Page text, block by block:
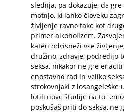
slednja, pa dokazuje, da
motnjo, ki lahko človeku
življenje ravno tako kot
primer alkoholizem.
kateri odvisneži vse
družino, zdravje, podredijo
seksa, nikakor ne gre
enostavno rad in veliko
strokovnjaki z losangeleške
lotili nove študije na to
poskušaš priti do seksa, ne